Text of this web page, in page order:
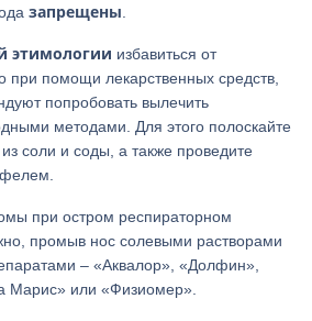
запрещены
этимологии избавиться от
при помощи лекарственных средств,
попробовать вылечить
методами. Для этого полоскайте
соли и соды, а также проведите
при остром респираторном
промыв нос солевыми растворами
– «Аквалор», «Долфин»,
Марис» или «Физиомер».